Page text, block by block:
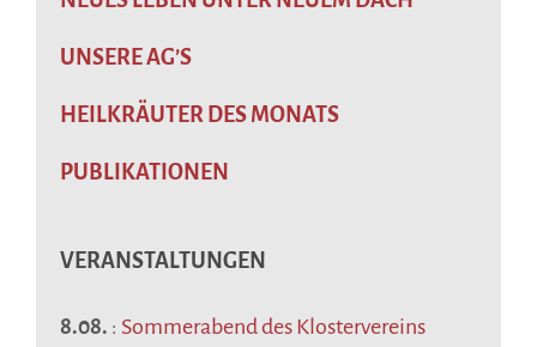
UNSERE AG’S
HEILKRÄUTER DES MONATS
PUBLIKATIONEN
VERANSTALTUNGEN
8.08. : Sommerabend des Klostervereins